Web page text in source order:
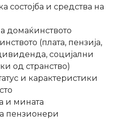
состојба и средства на
домаќинството
(плата, пензија,
социјални
од странство)
и карактеристики
и мината
пензионери